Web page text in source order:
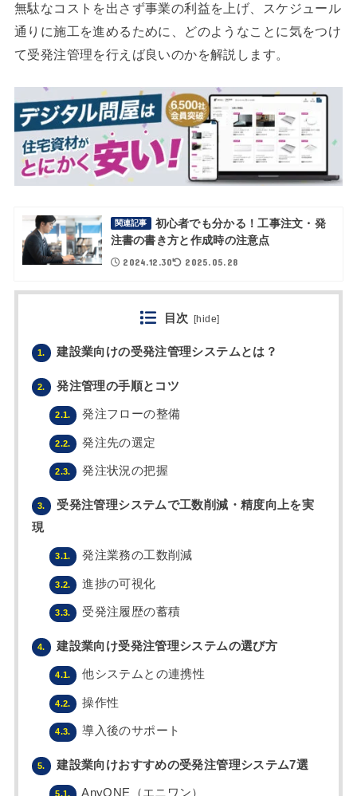
無駄なコストを出さず事業の利益を上げ、スケジュール
通りに施工を進めるために、どのようなことに気をつけ
て受発注管理を行えば良いのかを解説します。
関連記事
初心者でも分かる！工事注文・発
注書の書き方と作成時の注意点
2024.12.30 2025.05.28
目次 [hide]
1. 建設業向けの受発注管理システムとは？
2. 発注管理の手順とコツ
2.1. 発注フローの整備
2.2. 発注先の選定
2.3. 発注状況の把握
3.
受発注管理システムで工数削減・精度向上を実
現
3.1. 発注業務の工数削減
3.2. 進捗の可視化
3.3. 受発注履歴の蓄積
4. 建設業向け受発注管理システムの選び方
4.1. 他システムとの連携性
4.2. 操作性
4.3. 導入後のサポート
5. 建設業向けおすすめの受発注管理システム7選
5.1. AnyONE（エニワン）